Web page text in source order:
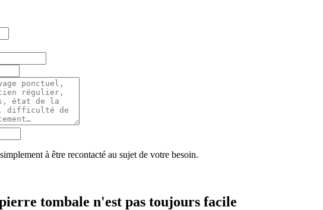
à être recontacté au sujet de votre besoin.
tombale n'est pas toujours facile